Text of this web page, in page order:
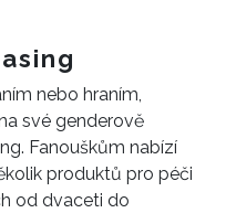
nebo hraním,
své genderově
Fanouškům nabízí
produktů pro péči
od dvaceti do